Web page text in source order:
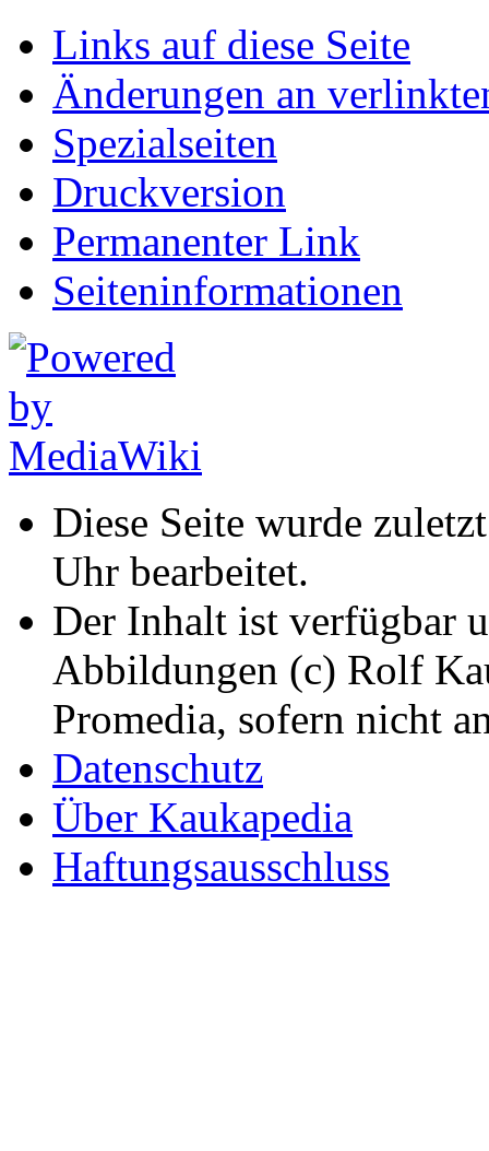
Links auf diese Seite
Änderungen an
Spezialseiten
Druckversion
Permanenter Link
Seiten­informationen
Diese Seite wurde
Uhr bearbeitet.
Der Inhalt ist verfügbar
Abbildungen (c) Rolf
Promedia, sofern nicht
Datenschutz
Über Kaukapedia
Haftungsausschluss